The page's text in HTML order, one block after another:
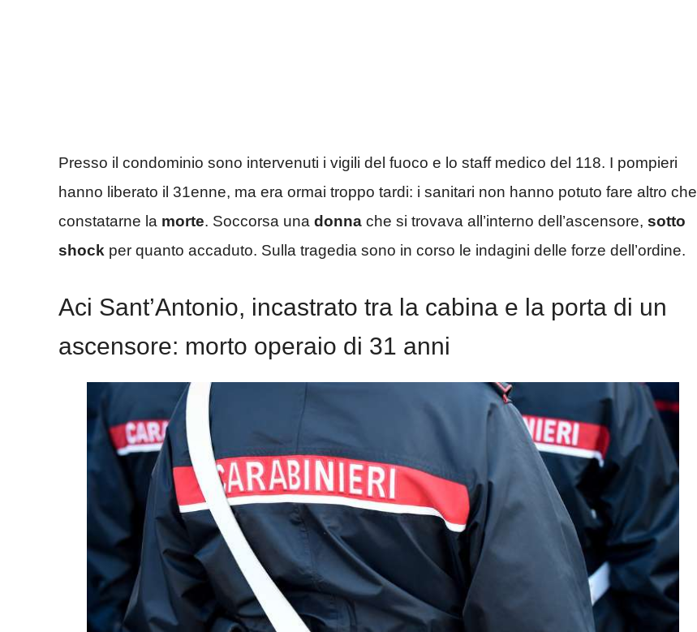
Presso il condominio sono intervenuti i vigili del fuoco e lo staff medico del 118. I pompieri
hanno liberato il 31enne, ma era ormai troppo tardi: i sanitari non hanno potuto fare altro che
constatarne la morte. Soccorsa una donna che si trovava all’interno dell’ascensore, sotto
shock per quanto accaduto. Sulla tragedia sono in corso le indagini delle forze dell’ordine.
Aci Sant’Antonio, incastrato tra la cabina e la porta di un
ascensore: morto operaio di 31 anni